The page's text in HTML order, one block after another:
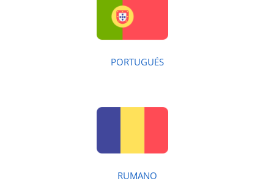
PORTUGUÉS
RUMANO